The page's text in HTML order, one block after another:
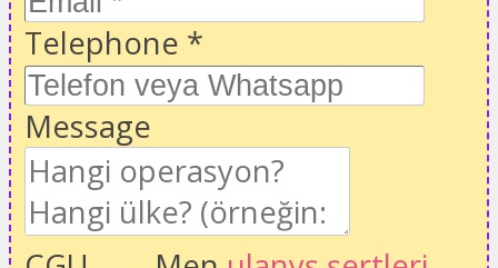
Telephone *
Message